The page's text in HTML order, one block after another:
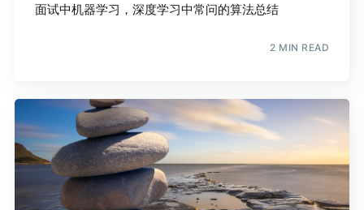
面试中机器学习，深度学习中常问的算法总结
2 MIN READ